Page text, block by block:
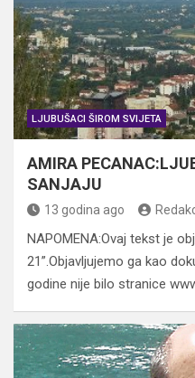
LJUBUŠACI ŠIROM SVIJETA
AMIRA
SANJAJU
13 godina ago
NAPOMENA:Ovaj tekst je
21”.Objavljujemo ga kao
godine nije bilo stranice